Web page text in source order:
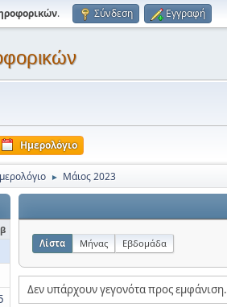
. Σύνδεση Εγγραφή
Ημερολόγιο
► Μάιος 2023
Λίστα Μήνας Εβδομάδα
Δεν υπάρχουν γεγονότα προς εμφάνιση.